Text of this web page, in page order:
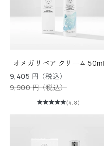
オメガ リペア クリーム 50ml
セール価格
9,405 円（税込）
通常価格
9,900 円（税込）
(4.8)